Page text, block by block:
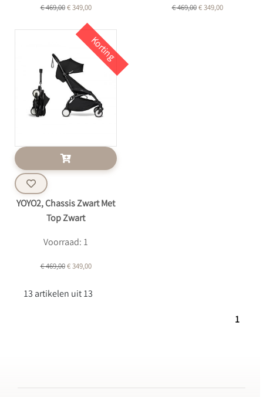
€ 469,00€ 349,00 € 469,00€ 349,00
Korting
YOYO2, Chassis Zwart Met
Top Zwart
Voorraad: 1
€ 469,00€ 349,00
13 artikelen uit 13
1